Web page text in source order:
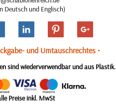
Deutsch und Englisch)
und Umtauschrechtes •
sind wiederverwendbar und aus Plastik.
Preise inkl. MwSt